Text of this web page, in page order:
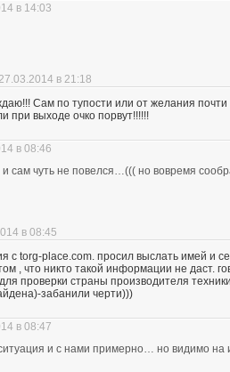
в 14:03
27.03.2014 в 21:18
Сам по тупости или от желания
при выходе очко порвут!!!!!!
в 08:46
и сам чуть не повелся…((( но вовремя
в 08:45
с torg-place.com. просил выслать имей и
, что никто такой информации не
проверки страны производителя
забанили черти)))
в 08:47
и с нами примерно… но видимо на